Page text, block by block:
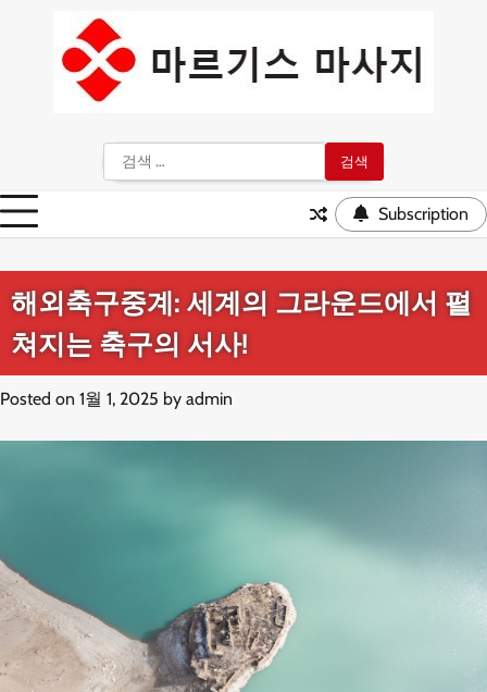
색:
Subscription
해외축구중계: 세계의 그라운드에서 펼
쳐지는 축구의 서사!
Posted on 1월 1, 2025 by admin